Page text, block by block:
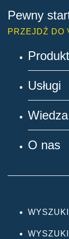
Pewny
PRZEJDŹ DO
Usługi
Wiedza
O nas